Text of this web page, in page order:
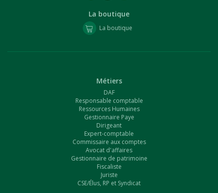
La boutique
La boutique
Métiers
DAF
Responsable comptable
Ressources Humaines
Gestionnaire Paye
Dirigeant
Expert-comptable
Commissaire aux comptes
Avocat d'affaires
Gestionnaire de patrimoine
Fiscaliste
Juriste
CSE/Élus, RP et Syndicat